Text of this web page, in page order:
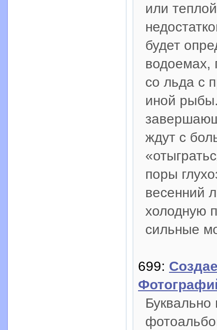
или
будет
водоемах,
со льда с
иной
ждут с
поры
весенний
холодную
сильные
699:
Буквально